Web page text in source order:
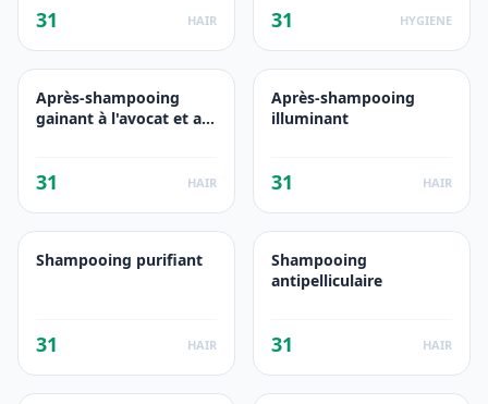
31 HAIR 31 HYGIENE
Après-shampooing
gainant à l'avocat et au
31 HAIR
Après-shampooing
illuminant
31 HAIR
Shampooing purifiant
31 HAIR
Shampooing
antipelliculaire
31 HAIR